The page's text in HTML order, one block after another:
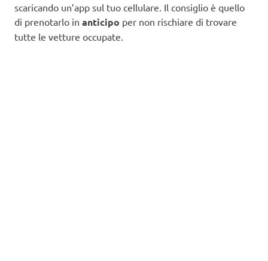
scaricando un’app sul tuo cellulare. Il consiglio è quello
di prenotarlo in anticipo per non rischiare di trovare
tutte le vetture occupate.